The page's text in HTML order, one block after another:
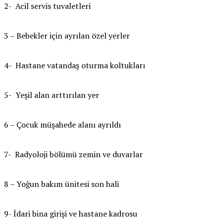
2- Acil servis tuvaletleri
3 – Bebekler için ayrılan özel yerler
4- Hastane vatandaş oturma koltukları
5- Yeşil alan arttırılan yer
6 – Çocuk müşahede alanı ayrıldı
7- Radyoloji bölümü zemin ve duvarlar
8 – Yoğun bakım ünitesi son hali
9- İdari bina girişi ve hastane kadrosu